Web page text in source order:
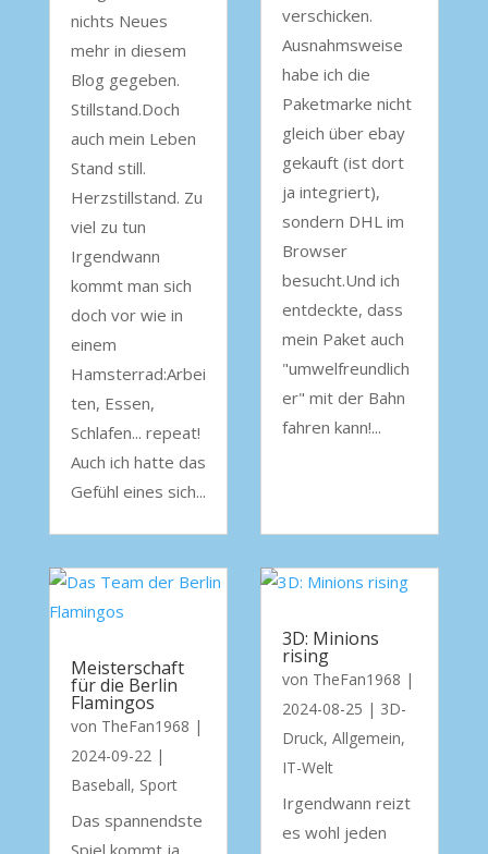
nichts Neues
mehr in diesem
Blog gegeben.
Stillstand.Doch
auch mein Leben
Stand still.
Herzstillstand. Zu
viel zu tun
Irgendwann
kommt man sich
doch vor wie in
einem
Hamsterrad:Arbei
ten, Essen,
Schlafen... repeat!
Auch ich hatte das
Gefühl eines sich...
verschicken.
Ausnahmsweise
habe ich die
Paketmarke nicht
gleich über ebay
gekauft (ist dort
ja integriert),
sondern DHL im
Browser
besucht.Und ich
entdeckte, dass
mein Paket auch
"umwelfreundlich
er" mit der Bahn
fahren kann!...
Meisterschaft
für die Berlin
Flamingos
von TheFan1968 |
2024-09-22|
Baseball, Sport
Das spannendste
Spiel kommt ja
3D: Minions
rising
von TheFan1968 |
2024-08-25 | 3D-
Druck, Allgemein,
IT-Welt
Irgendwann reizt
es wohl jeden